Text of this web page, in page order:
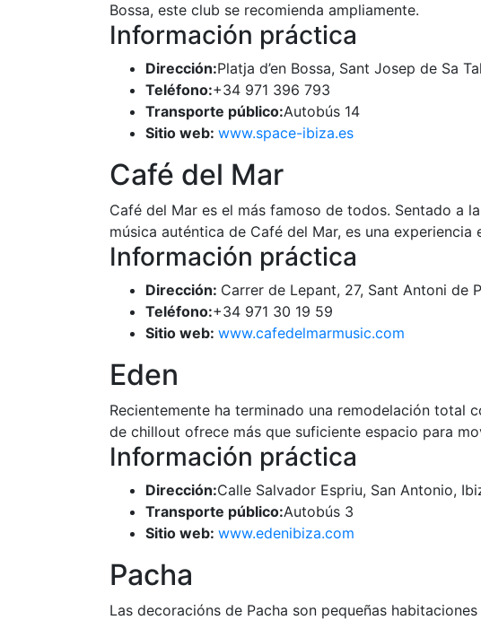
Bossa, este club se recomienda ampliamente.
Información práctica
Dirección:Platja d’en Bossa, Sant Josep de Sa
Teléfono:+34 971 396 793
Transporte público:Autobús 14
Sitio web: www.space-ibiza.es
Café del Mar
Café del Mar es el más famoso de todos. Sentado a
música auténtica de Café del Mar, es una experiencia
Información práctica
Dirección: Carrer de Lepant, 27, Sant Antoni de
Teléfono:+34 971 30 19 59
Sitio web: www.cafedelmarmusic.com
Eden
Recientemente ha terminado una remodelación total
de chillout ofrece más que suficiente espacio para
Información práctica
Dirección:Calle Salvador Espriu, San Antonio,
Transporte público:Autobús 3
Sitio web: www.edenibiza.com
Pacha
Las decoracións de Pacha son pequeñas